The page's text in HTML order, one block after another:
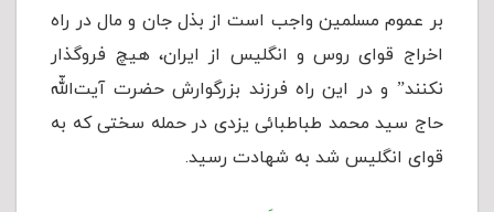
بر عموم مسلمین واجب است از بذل جان و مال در راه
اخراج قوای روس و انگلیس از ایران، هیچ فروگذار
نکنند” و در این راه فرزند بزرگوارش حضرت آیت‌اللّه
حاج سید محمد طباطبائی یزدی در حمله سختی که به
قوای انگلیس شد به شهادت رسید.